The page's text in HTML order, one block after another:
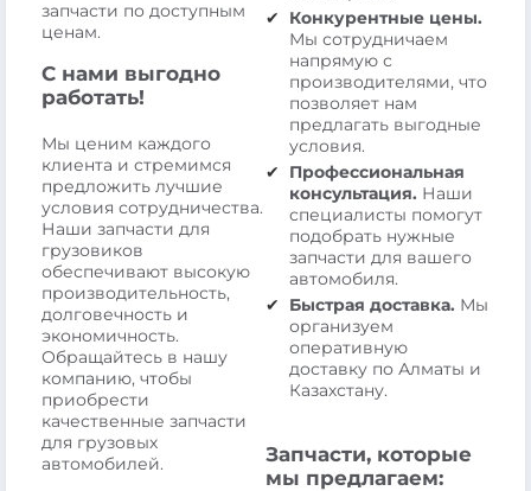
запчасти по доступным
ценам.
С нами выгодно
работать!
Мы ценим каждого
клиента и стремимся
предложить лучшие
условия сотрудничества.
Наши запчасти для
грузовиков
обеспечивают высокую
производительность,
долговечность и
экономичность.
Обращайтесь в нашу
компанию, чтобы
приобрести
качественные запчасти
для грузовых
автомобилей.
Конкурентные цены.
Мы сотрудничаем
напрямую с
производителями, что
позволяет нам
предлагать выгодные
условия.
Профессиональная
консультация. Наши
специалисты помогут
подобрать нужные
запчасти для вашего
автомобиля.
Быстрая доставка. Мы
организуем
оперативную
доставку по Алматы и
Казахстану.
Запчасти, которые
мы предлагаем: